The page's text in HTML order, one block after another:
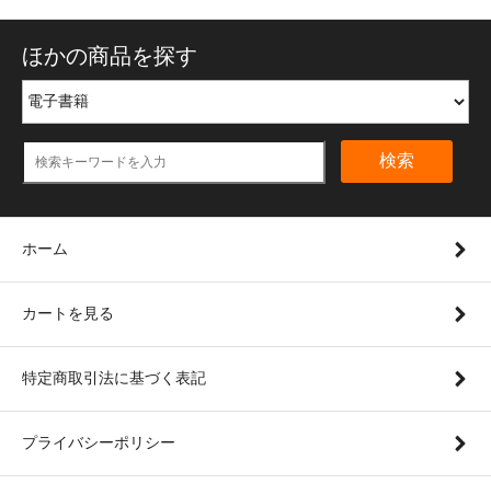
ほかの商品を探す
検索
ホーム
カートを見る
特定商取引法に基づく表記
プライバシーポリシー